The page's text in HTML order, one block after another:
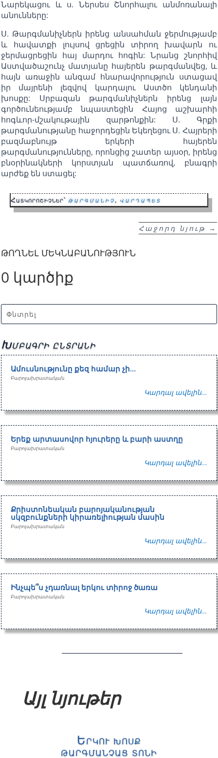
Նարեկացու և ս. Ներսես Շնորհալու անմոռանալի
անունները:
Ս. Թարգմանիչներն իրենց անսահման ջերմությամբ
և հավատքի լույսով ցրեցին տիրող խավարն ու
ջերմացրեցին հայ մարդու հոգին: Նրանց շնորհիվ
Աստվածաշունչ մատյանը հայերեն թարգմանվեց, և
հայն առաջին անգամ հնարավորություն ստացավ
իր մայրենի լեզվով կարդալու Աստծո կենդանի
խոսքը: Սրբազան թարգմանիչներն իրենց լայն
գործունեությամբ նպաստեցին Հայոց աշխարհի
հոգևոր-մշակութային զարթոնքին: Ս. Գրքի
թարգմանությանը հաջորդեցին Եկեղեցու Ս. Հայրերի
բազմաբնույթ երկերի հայերեն
թարգմանությունները, որոնցից շատեր այսօր, իրենց
բնօրինակների կորստյան պատճառով, բնագրի
արժեք են ստացել:
Հատկորոշիչներ՝ թարգմանիչ, վարդապետ
Հաջորդ նյութ →
ԹՈՂՆԵԼ ՄԵԿՆԱԲԱՆՈՒԹՅՈՒՆ
0 կարծիք
Խմբագրի ընտրանի
Ամուսնությունը քեզ համար չի…
Բարոյախրատական
Կարդալ ավելին...
Երեք արտասովոր հյուրերը և բարի աստղը
Բարոյախրատական
Կարդալ ավելին...
Քրիստոնեական բարոյականության
սկզբունքների կիրառելիության մասին
Բարոյախրատական
Կարդալ ավելին...
Ինչպե՞ս չդառնալ երկու տիրոջ ծառա
Բարոյախրատական
Կարդալ ավելին...
Այլ նյութեր
Երկու խոսք
թարգմանչաց տոնի